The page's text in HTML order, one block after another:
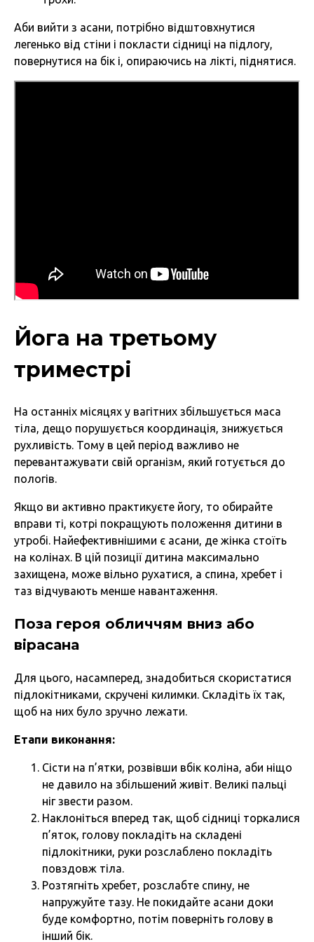
Аби вийти з асани, потрібно відштовхнутися
легенько від стіни і покласти сідниці на підлогу,
повернутися на бік і, опираючись на лікті, піднятися.
Йога на третьому
триместрі
На останніх місяцях у вагітних збільшується маса
тіла, дещо порушується координація, знижується
рухливість. Тому в цей період важливо не
перевантажувати свій організм, який готується до
пологів.
Якщо ви активно практикуєте йогу, то обирайте
вправи ті, котрі покращують положення дитини в
утробі. Найефективнішими є асани, де жінка стоїть
на колінах. В цій позиції дитина максимально
захищена, може вільно рухатися, а спина, хребет і
таз відчувають менше навантаження.
Поза героя обличчям вниз або
вірасана
Для цього, насамперед, знадобиться скористатися
підлокітниками, скручені килимки. Складіть їх так,
щоб на них було зручно лежати.
Етапи виконання:
Сісти на п’ятки, розвівши вбік коліна, аби ніщо
не давило на збільшений живіт. Великі пальці
ніг звести разом.
Наклоніться вперед так, щоб сідниці торкалися
п’яток, голову покладіть на складені
підлокітники, руки розслаблено покладіть
повздовж тіла.
Розтягніть хребет, розслабте спину, не
напружуйте тазу. Не покидайте асани доки
буде комфортно, потім поверніть голову в
інший бік.